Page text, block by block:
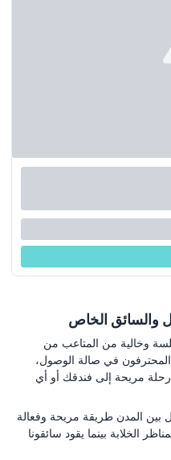
والسائق الخاص
وخالية من المتاعب من
في صالة الوصول،
مريحة إلى فندقك أو أي
بين المدن طريقة مريحة وفعالة
الخلابة بينما يقود سائقونا